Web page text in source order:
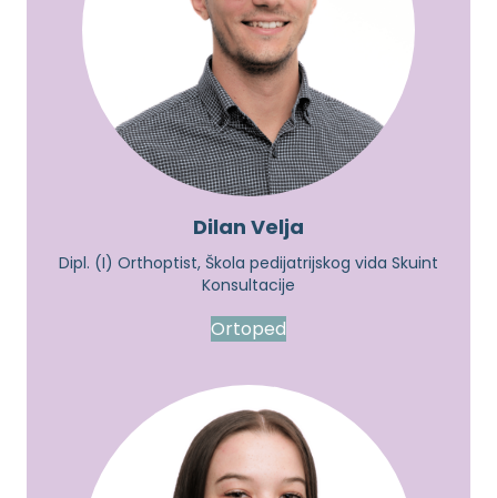
Dilan Velja
Dipl. (I) Orthoptist, Škola pedijatrijskog vida Skuint
Konsultacije
Ortoped